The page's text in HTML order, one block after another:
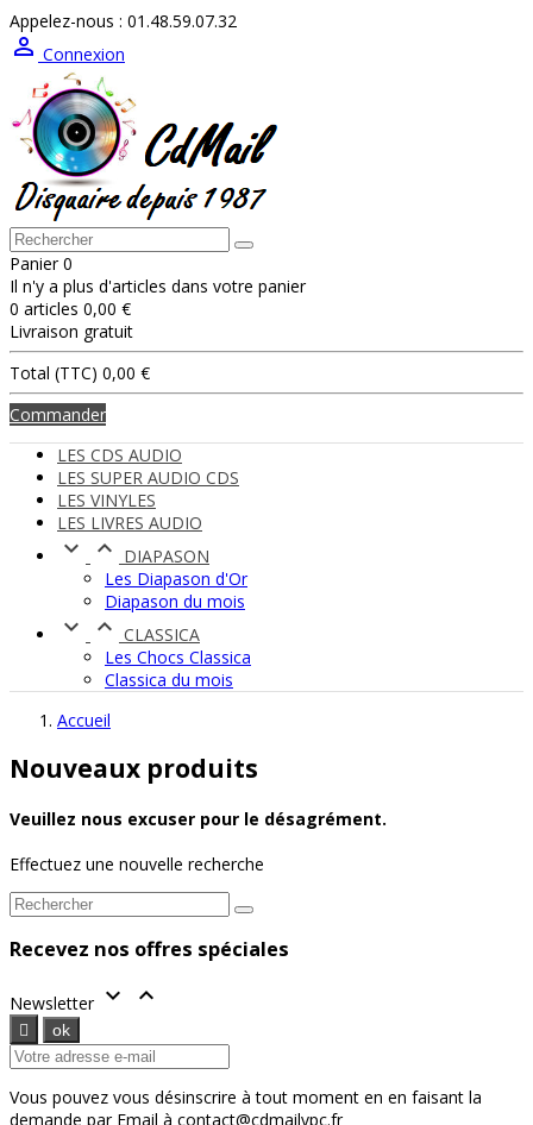
Appelez-nous : 01.48.59.07.32
 Connexion
Panier 0
Il n'y a plus d'articles dans votre panier
0 articles 0,00 €
Livraison gratuit
Total (TTC) 0,00 €
Commander
LES CDS AUDIO
LES SUPER AUDIO CDS
LES VINYLES
LES LIVRES AUDIO
  DIAPASON
Les Diapason d'Or
Diapason du mois
  CLASSICA
Les Chocs Classica
Classica du mois
Accueil
Nouveaux produits
Veuillez nous excuser pour le désagrément.
Effectuez une nouvelle recherche
Recevez nos offres spéciales
Newsletter  
Vous pouvez vous désinscrire à tout moment en en faisant la
demande par Email à contact@cdmailvpc.fr